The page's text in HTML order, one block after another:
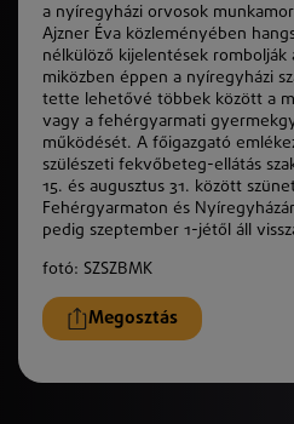
a nyíregyházi orvosok
Ajzner Éva közleményében
nélkülöző kijelentések rombolják
miközben éppen a nyíregyházi
tette lehetővé többek között a
vagy a fehérgyarmati
működését. A főigazgató
szülészeti fekvőbeteg-ellátás
15. és augusztus 31. között
Fehérgyarmaton és
pedig szeptember 1-jétől áll
fotó: SZSZBMK
Megosztás